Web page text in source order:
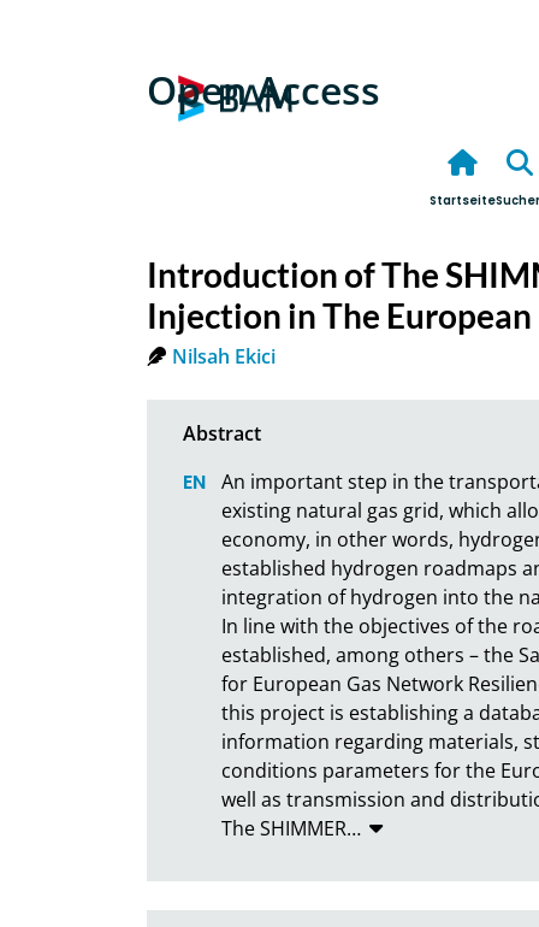
Open Access
Startseite
Introduction of The
Injection in The
Nilsah Ekici
An important step in the
existing natural gas grid, which
economy, in other words,
established hydrogen roadmaps
integration of hydrogen into the
In line with the objectives of the
established, among others – the
for European Gas Network
this project is establishing a
information regarding materials,
conditions parameters for the
well as transmission and
The SHIMMER…